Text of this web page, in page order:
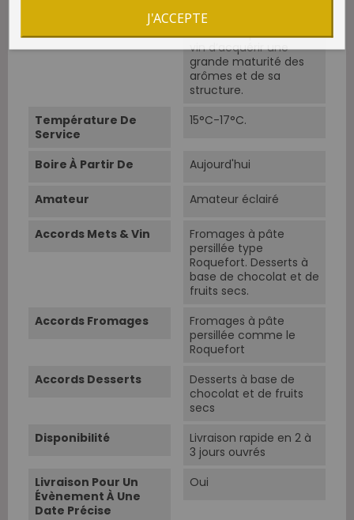
véritable signature du
Mas Amiel permet au
vin d’acquérir une
grande maturité des
arômes et de sa
structure.
Température De
Service
15°C-17°C.
Boire À Partir De Aujourd'hui
Amateur Amateur éclairé
Accords Mets & Vin
Fromages à pâte
persillée type
Roquefort. Desserts à
base de chocolat et de
fruits secs.
Accords Fromages
Fromages à pâte
persillée comme le
Roquefort
Accords Desserts
Desserts à base de
chocolat et de fruits
secs
Disponibilité
Livraison rapide en 2 à
3 jours ouvrés
Livraison Pour Un
Évènement À Une
Date Précise
Oui
J'ACCEPTE